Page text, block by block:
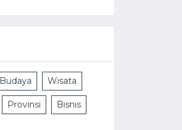
Budaya Wisata
Provinsi Bisnis